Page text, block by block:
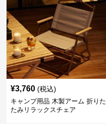
¥3,760 (税込)
キャンプ用品 木製アーム 折りた
たみリラックスチェア